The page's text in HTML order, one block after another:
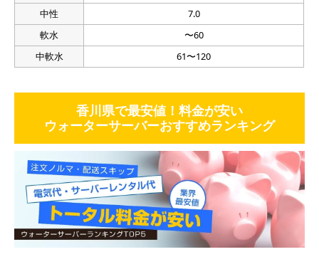
中性
7.0
軟水
〜60
中軟水
61〜120
香川県で最安値！料金が安い
ウォーターサーバーおすすめランキング